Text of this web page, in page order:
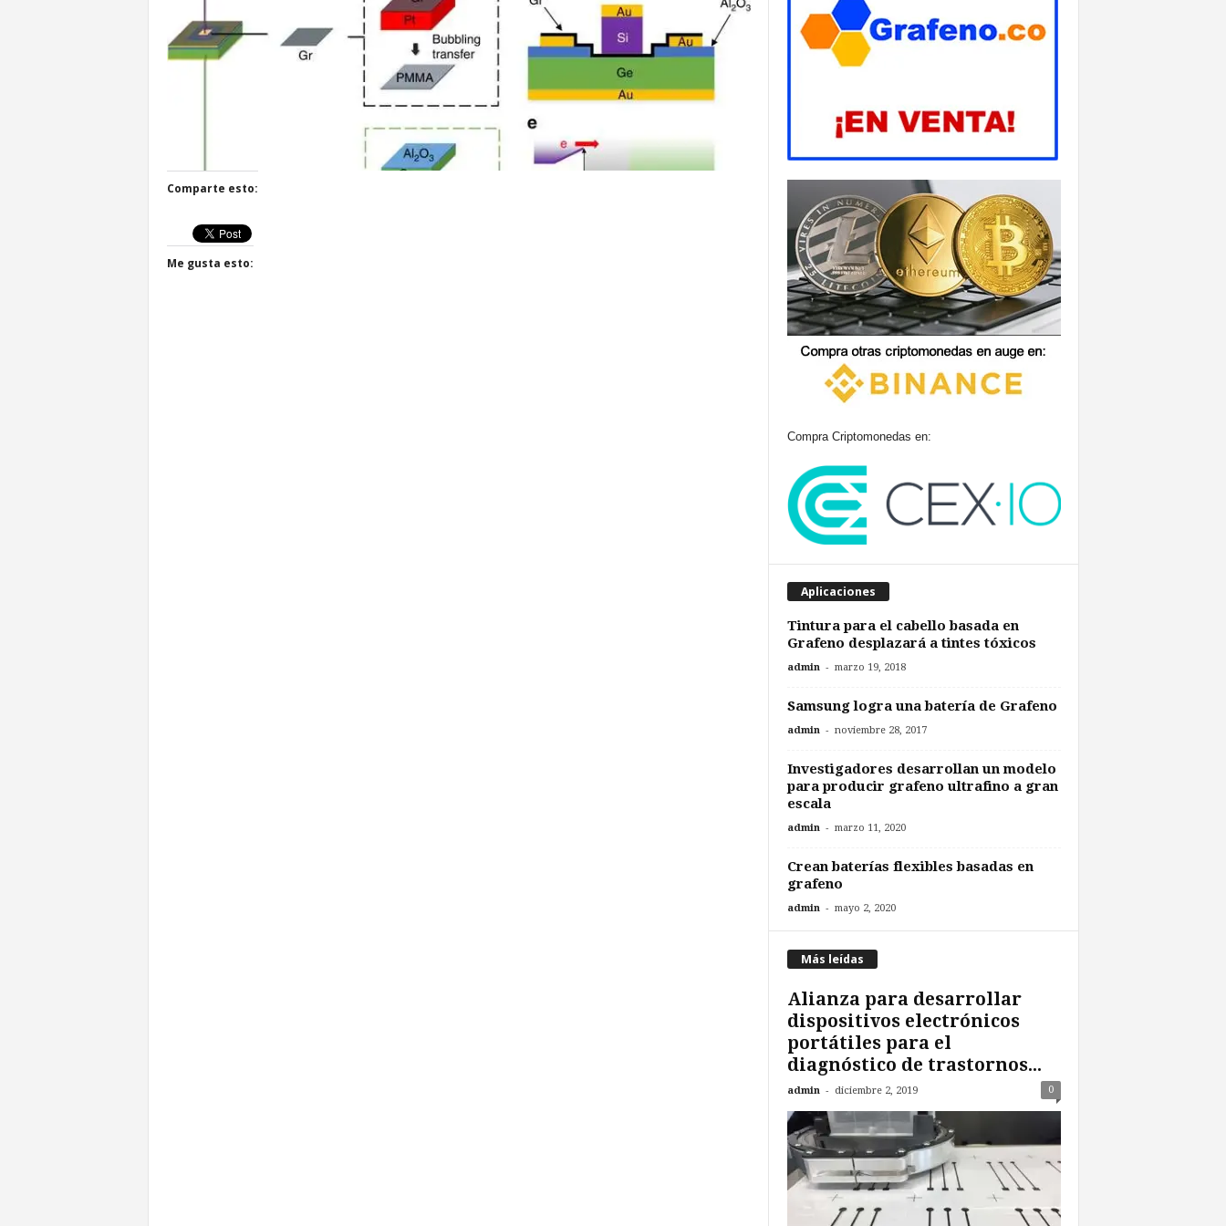
Comparte esto:
Me gusta esto:
Compra Criptomonedas en:
Aplicaciones
Tintura para el cabello basada en
Grafeno desplazará a tintes tóxicos
admin - marzo 19, 2018
Samsung logra una batería de Grafeno
admin - noviembre 28, 2017
Investigadores desarrollan un modelo
para producir grafeno ultrafino a gran
escala
admin - marzo 11, 2020
Crean baterías flexibles basadas en
grafeno
admin - mayo 2, 2020
Más leídas
Alianza para desarrollar
dispositivos electrónicos
portátiles para el
diagnóstico de trastornos...
admin - diciembre 2, 2019 0